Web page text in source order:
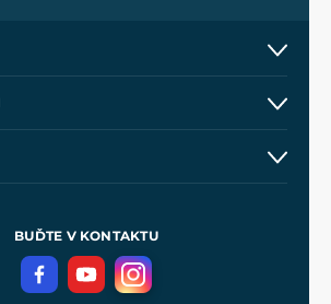
Come
BUĎTE V KONTAKTU